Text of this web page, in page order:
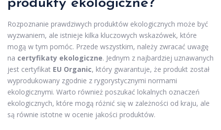
Rozpoznanie prawdziwych produktów ekologicznych może być
wyzwaniem, ale istnieje kilka kluczowych wskazówek, które
mogą w tym pomóc. Przede wszystkim, należy zwracać uwagę
na certyfikaty ekologiczne. Jednym z najbardziej uznawanych
jest certyfikat EU Organic, który gwarantuje, że produkt został
wyprodukowany zgodnie z rygorystycznymi normami
ekologicznymi. Warto również poszukać lokalnych oznaczeń
ekologicznych, które mogą różnić się w zależności od kraju, ale
są równie istotne w ocenie jakości produktów.